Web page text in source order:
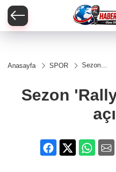
Anasayfa SPOR
Sezon
açıldı
Sezon